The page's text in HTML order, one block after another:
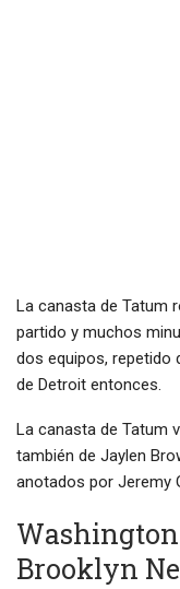
La canasta de Tatum
partido y muchos
dos equipos, repetido
de Detroit entonces.
La canasta de Tatum
también de Jaylen
anotados por Jeremy
Washington
Brooklyn